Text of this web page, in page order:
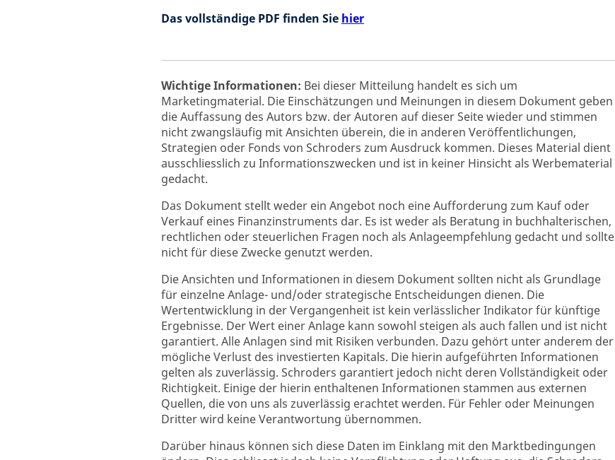
Das vollständige PDF finden Sie hier
Wichtige Informationen: Bei dieser Mitteilung handelt es sich um
Marketingmaterial. Die Einschätzungen und Meinungen in diesem Dokument geben
die Auffassung des Autors bzw. der Autoren auf dieser Seite wieder und stimmen
nicht zwangsläufig mit Ansichten überein, die in anderen Veröffentlichungen,
Strategien oder Fonds von Schroders zum Ausdruck kommen. Dieses Material dient
ausschliesslich zu Informationszwecken und ist in keiner Hinsicht als Werbematerial
gedacht.
Das Dokument stellt weder ein Angebot noch eine Aufforderung zum Kauf oder
Verkauf eines Finanzinstruments dar. Es ist weder als Beratung in buchhalterischen,
rechtlichen oder steuerlichen Fragen noch als Anlageempfehlung gedacht und sollte
nicht für diese Zwecke genutzt werden.
Die Ansichten und Informationen in diesem Dokument sollten nicht als Grundlage
für einzelne Anlage- und/oder strategische Entscheidungen dienen. Die
Wertentwicklung in der Vergangenheit ist kein verlässlicher Indikator für künftige
Ergebnisse. Der Wert einer Anlage kann sowohl steigen als auch fallen und ist nicht
garantiert. Alle Anlagen sind mit Risiken verbunden. Dazu gehört unter anderem der
mögliche Verlust des investierten Kapitals. Die hierin aufgeführten Informationen
gelten als zuverlässig. Schroders garantiert jedoch nicht deren Vollständigkeit oder
Richtigkeit. Einige der hierin enthaltenen Informationen stammen aus externen
Quellen, die von uns als zuverlässig erachtet werden. Für Fehler oder Meinungen
Dritter wird keine Verantwortung übernommen.
Darüber hinaus können sich diese Daten im Einklang mit den Marktbedingungen